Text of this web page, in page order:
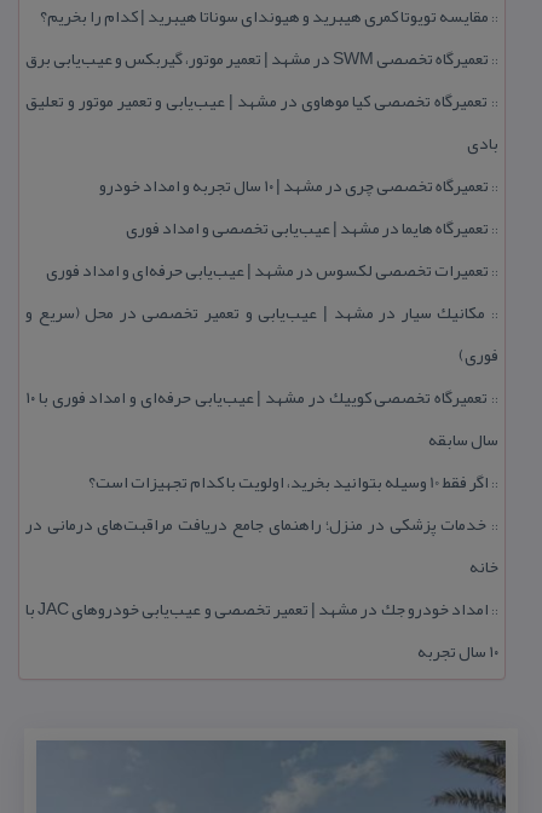
:: مقایسه تویوتا كمری هیبرید و هیوندای سوناتا هیبرید | كدام را بخریم؟
:: تعمیرگاه تخصصی SWM در مشهد | تعمیر موتور، گیربكس و عیب‌یابی برق
:: تعمیرگاه تخصصی كیا موهاوی در مشهد | عیب‌یابی و تعمیر موتور و تعلیق
بادی
:: تعمیرگاه تخصصی چری در مشهد | ۱۰ سال تجربه و امداد خودرو
:: تعمیرگاه هایما در مشهد | عیب‌یابی تخصصی و امداد فوری
:: تعمیرات تخصصی لكسوس در مشهد | عیب‌یابی حرفه‌ای و امداد فوری
:: مكانیك سیار در مشهد | عیب‌یابی و تعمیر تخصصی در محل (سریع و
فوری)
::
تعمیرگاه تخصصی كوییك در مشهد | عیب‌یابی حرفه‌ای و امداد فوری با ۱۰
سال سابقه
:: اگر فقط 10 وسیله بتوانید بخرید، اولویت با كدام تجهیزات است؟
:: خدمات پزشكی در منزل؛ راهنمای جامع دریافت مراقبت‌های درمانی در
خانه
::
امداد خودرو جك در مشهد | تعمیر تخصصی و عیب‌یابی خودروهای JAC با
۱۰ سال تجربه